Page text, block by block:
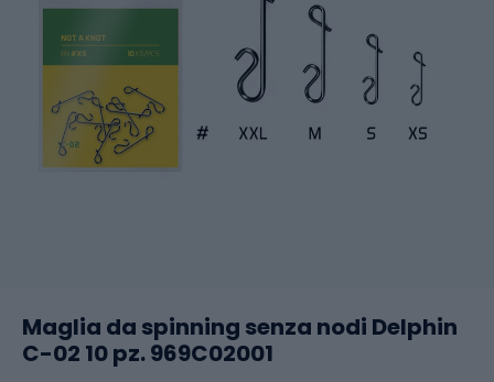
Maglia da spinning senza nodi Delphin
C-02 10 pz. 969C02001